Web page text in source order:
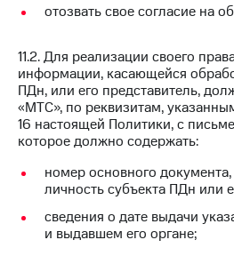
отозвать свое согласие на
11.2. Для реализации своего
информации, касающейся
ПДн, или его представитель,
«МТС», по реквизитам,
16 настоящей Политики, с
которое должно содержать:
номер основного
личность субъекта ПДн или
сведения о дате выдачи
и выдавшем его органе;